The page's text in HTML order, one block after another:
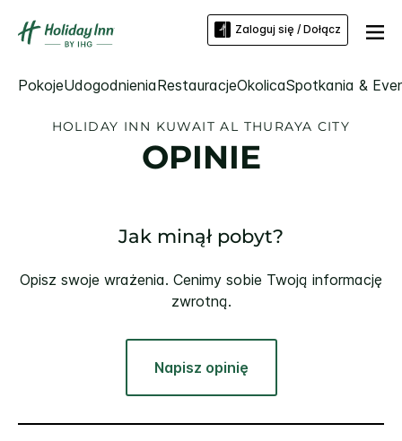
Zaloguj się / Dołącz
PokojeUdogodnieniaRestauracjeOkolicaSpotkania &
HOLIDAY INN KUWAIT AL THURAYA CITY
OPINIE
Jak minął pobyt?
Opisz swoje wrażenia. Cenimy sobie Twoją informację
zwrotną.
Napisz opinię